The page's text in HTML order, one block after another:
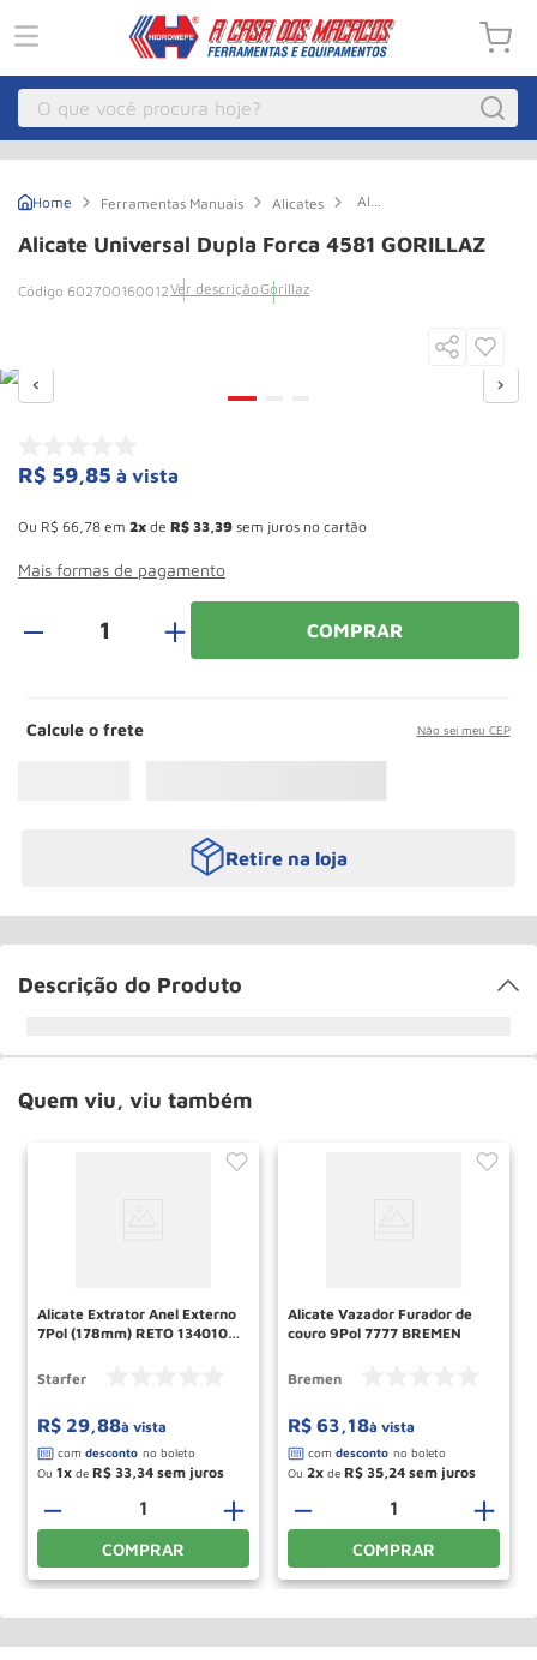
O que você procura hoje?
Ferramentas Manuais Alicates
Alicate
dupla
forca
Alicate Universal Dupla Forca 4581 GORILLAZ
602700160012Ver descriçãoGorillaz
R$ 59,85 à vista
Ou R$ 66 78 em 2 de R$ 33 39 sem juros no cartão
Mais formas de pagamento
＋ COMPRAR
Calcule o frete Não sei meu CEP
Retire na loja
Descrição do Produto
Quem viu, viu também
Alicate Extrator Anel Externo
7Pol (178mm) RETO 1340107
Starfer
R$ 29,88à vista
Ou 1 de R$ 33,34
＋
－
COMPRAR
Alicate Vazador Furador de
couro 9Pol 7777 BREMEN
Bremen
R$ 63,18à vista
Ou 2 de R$ 35,24
＋
－
COMPRAR
º Macaco Hidraulico
4º Macaco Jacare
6
8 Talha